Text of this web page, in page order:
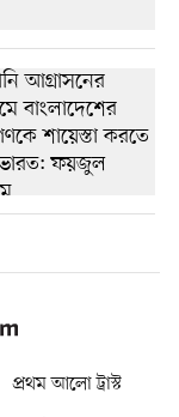
প্রথম আলো ট্রাস্ট